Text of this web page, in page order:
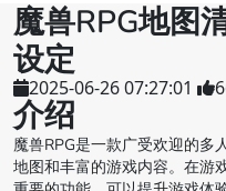
魔兽RPG地图
设定
2025-06-26 07:27:01
介绍
魔兽RPG是一款广受欢迎的多
地图和丰富的游戏内容。在游